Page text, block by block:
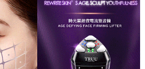
pengesahan transaksi seterusnya.
selepas pesanan ditubuhkan, jika tidak pergi
atau jika tidak lulus semakan, pesanan
Jika terdapat situasi "pindah untuk
lulus, ini menunjukkan bahawa sistem
tiada penjelasan mengenai kandungan